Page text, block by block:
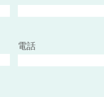
電話